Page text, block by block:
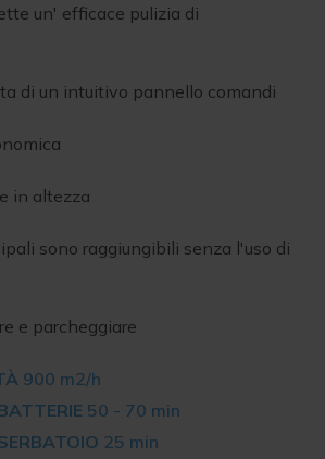
un' efficace pulizia di
di un intuitivo pannello comandi
in altezza
sono raggiungibili senza l'uso di
e parcheggiare
900 m2/h
50 - 70 min
25 min